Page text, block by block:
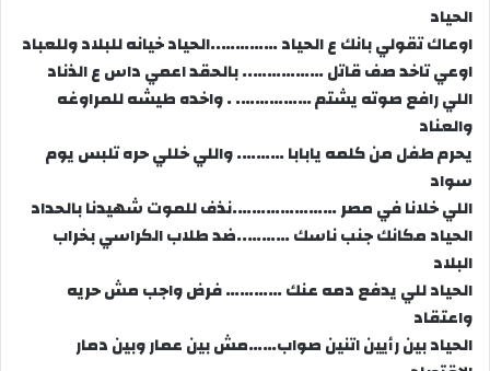
الحياد
اوعاك تقولي بانك ع الحياد …………..الحياد خيانه للبلاد وللعباد
اوعي تاخد صف قاتل …………….. بالحقد اعمي داس ع الذناد
اللي رافع صوته يشتم ……………. . واخده طيشه للمراوغه
والعناد
يحرم طفل من كلمه يابابا ………. واللي خللي حره تلبس يوم
سواد
اللي خلانا في مصر ………………….نذف للموت شهيدنا بالحداد
الحياد مكانك جنب ناسك ………..ضد طلاب الكراسي بخراب
البلاد
الحياد للي يدفع دمه عنك ………… فرض واجب مش حريه
واعتقاد
الحياد بين رأيين اتنين صواب……مش بين عمار وبين دمار